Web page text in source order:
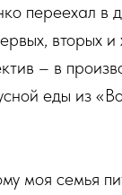
переехал в
вторых
– в
еды из
моя семья